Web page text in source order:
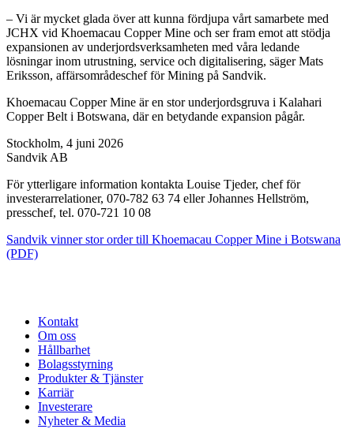
– Vi är mycket glada över att kunna fördjupa vårt samarbete med
JCHX vid Khoemacau Copper Mine och ser fram emot att stödja
expansionen av underjordsverksamheten med våra ledande
lösningar inom utrustning, service och digitalisering, säger Mats
Eriksson, affärsområdeschef för Mining på Sandvik.
Khoemacau Copper Mine är en stor underjordsgruva i Kalahari
Copper Belt i Botswana, där en betydande expansion pågår.
Stockholm, 4 juni 2026
Sandvik AB
För ytterligare information kontakta Louise Tjeder, chef för
investerarrelationer, 070-782 63 74 eller Johannes Hellström,
presschef, tel. 070-721 10 08
Sandvik vinner stor order till Khoemacau Copper Mine i Botswana
(PDF)
Kontakt
Om oss
Hållbarhet
Bolagsstyrning
Produkter & Tjänster
Karriär
Investerare
Nyheter & Media